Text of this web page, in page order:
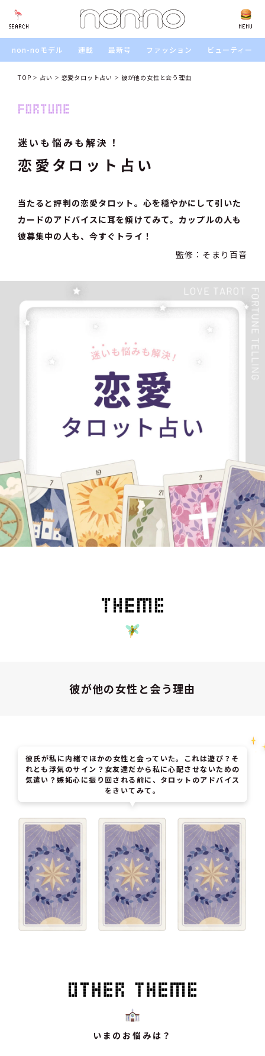
SEARCH MENU
SEARCH
non-noモデル 連載 最新号 ファッション ビューティー
TOP 占い 恋愛タロット占い 彼が他の女性と会う理由
迷いも悩みも解決！
恋愛タロット占い
当たると評判の恋愛タロット。心を穏やかにして引いた
カードのアドバイスに耳を傾けてみて。カップルの人も
彼募集中の人も、今すぐトライ！
監修：そまり百音
彼が他の女性と会う理由
彼氏が私に内緒でほかの女性と会っていた。これは遊び？そ
れとも浮気のサイン？女友達だから私に心配させないための
気遣い？嫉妬心に振り回される前に、タロットのアドバイス
をきいてみて。
いまのお悩みは？